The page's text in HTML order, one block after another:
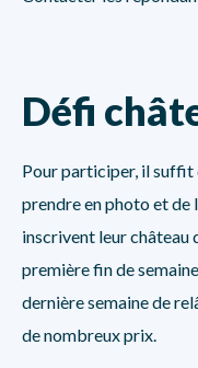
Défi
Pour participer, il suffit
prendre en photo et de
inscrivent leur château
première fin de
dernière semaine de
de nombreux prix.